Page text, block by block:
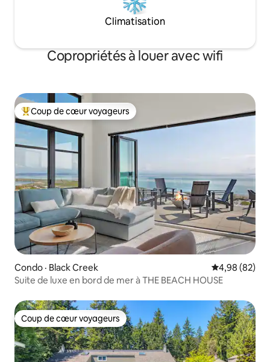
Climatisation
Copropriétés à louer avec wifi
Coup de cœur voyageurs parmi les plus aimés
Coup de cœur voyageurs
Condo · Black Creek Note
4,98 (82)
Suite de luxe en bord de mer à THE BEACH HOUSE
Coup de cœur voyageurs
Coup de cœur voyageurs